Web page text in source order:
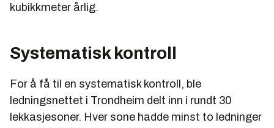
kubikkmeter årlig.
Systematisk kontroll
For å få til en systematisk kontroll, ble
ledningsnettet i Trondheim delt inn i rundt 30
lekkasjesoner. Hver sone hadde minst to ledninger